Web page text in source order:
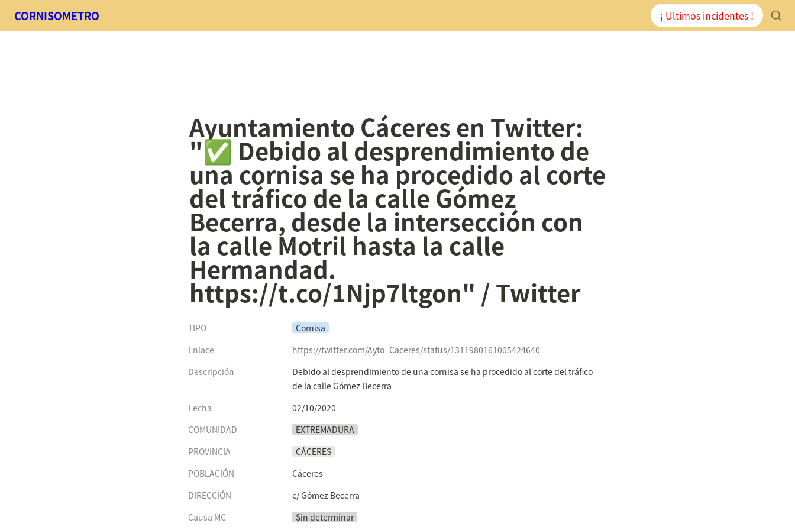
CORNISOMETRO ¡ Ultimos incidentes !
Ayuntamiento Cáceres en Twitter:
"✅ Debido al desprendimiento de
una cornisa se ha procedido al corte
del tráfico de la calle Gómez
Becerra, desde la intersección con
la calle Motril hasta la calle
Hermandad.
https://t.co/1Njp7ltgon" / Twitter
TIPO
Cornisa
Enlace
https://twitter.com/Ayto_Caceres/status/1311980161005424640
Descripción
Debido al desprendimiento de una cornisa se ha procedido al corte del tráfico
de la calle Gómez Becerra
Fecha
02/10/2020
COMUNIDAD
EXTREMADURA
PROVINCIA
CÁCERES
POBLACIÓN
Cáceres
DIRECCIÓN
c/ Gómez Becerra
Causa MC
Sin determinar